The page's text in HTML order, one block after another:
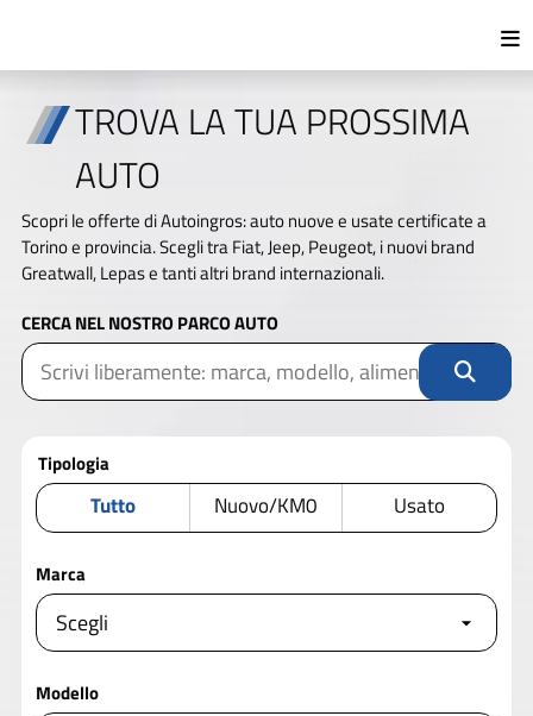
TROVA LA TUA PROSSIMA
AUTO
Scopri le offerte di Autoingros: auto nuove e usate certificate a
Torino e provincia. Scegli tra Fiat, Jeep, Peugeot, i nuovi brand
Greatwall, Lepas e tanti altri brand internazionali.
CERCA NEL NOSTRO PARCO AUTO
Tipologia
Tutto Nuovo/KM0 Usato
Marca
Modello